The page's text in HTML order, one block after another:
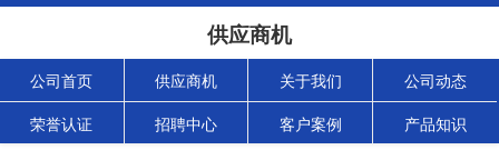
供应商机
公司首页 供应商机 关于我们 公司动态
荣誉认证 招聘中心 客户案例 产品知识